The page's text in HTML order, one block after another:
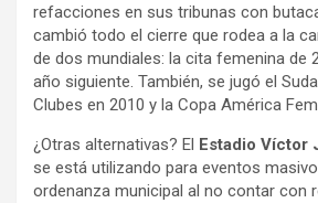
refacciones en sus tribunas con
cambió todo el cierre que rodea a la
de dos mundiales: la cita femenina de
año siguiente. También, se jugó el
Clubes en 2010 y la Copa América
¿Otras alternativas? El Estadio Víctor
se está utilizando para eventos
ordenanza municipal al no contar con